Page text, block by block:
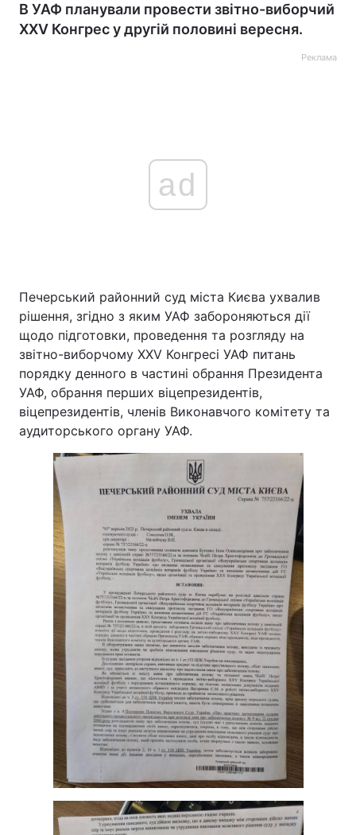
Війна
Україна Політика
Економіка Світ
Спорт Наука
Техно і зв'язок Лайт
Зброя Інциденти
Здоров'я
Цікавинки Погода
Екологія Регіони
Лонгріди
Відео з Youtube Статті
Думки
Вакансії
Контакти
В УАФ планували провести звітно-виборчий
XXV Конгрес у другій половині вересня.
Реклама
ad
Печерський районний суд міста Києва ухвалив
рішення, згідно з яким УАФ забороняються дії
щодо підготовки, проведення та розгляду на
звітно-виборчому XXV Конгресі УАФ питань
порядку денного в частині обрання Президента
УАФ, обрання перших віцепрезидентів,
віцепрезидентів, членів Виконавчого комітету та
аудиторського органу УАФ.